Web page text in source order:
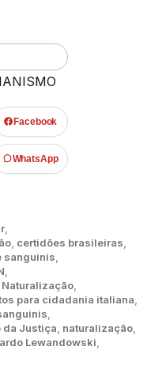
Facebook
WhatsApp
certidões brasileiras
sanguinis
Naturalização
para cidadania italiana
da Justiça naturalização
Lewandowski